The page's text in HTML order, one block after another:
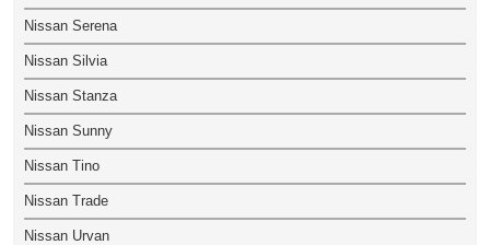
Nissan Serena
Nissan Silvia
Nissan Stanza
Nissan Sunny
Nissan Tino
Nissan Trade
Nissan Urvan